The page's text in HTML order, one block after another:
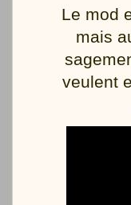
Le mod
mais
veulent